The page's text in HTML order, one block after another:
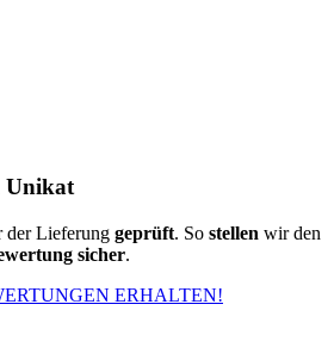
Unikat
der Lieferung geprüft. So stellen wir den
sicher.
ERHALTEN!